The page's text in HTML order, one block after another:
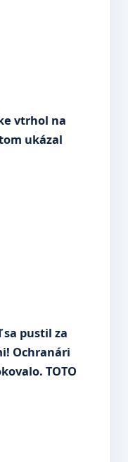
vtrhol na
ukázal
sa pustil za
Ochranári
TOTO